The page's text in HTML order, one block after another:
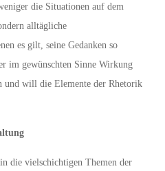
die Situationen auf dem
alltägliche
es gilt, seine Gedanken so
im gewünschten Sinne Wirkung
und will die Elemente der Rhetorik
die vielschichtigen Themen der